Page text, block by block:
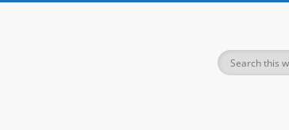
игр, видеоролики, новости игровой индустрии.